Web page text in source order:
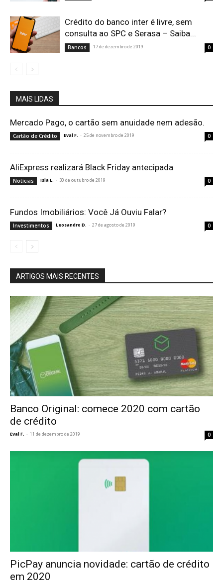
Crédito do banco inter é livre, sem
consulta ao SPC e Serasa – Saiba...
Bancos 17 de dezembro de 2019 0
MAIS LIDAS
Mercado Pago, o cartão sem anuidade nem adesão.
Cartão de Crédito Eval F. - 25 de novembro de 2019 0
AliExpress realizará Black Friday antecipada
Notícias Isla L. - 30 de outubro de 2019 0
Fundos Imobiliários: Você Já Ouviu Falar?
Investimentos Leosandro D. - 27 de agosto de 2019 0
ARTIGOS MAIS RECENTES
Banco Original: comece 2020 com cartão
de crédito
Eval F. - 11 de dezembro de 2019 0
PicPay anuncia novidade: cartão de crédito
em 2020